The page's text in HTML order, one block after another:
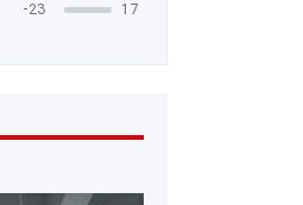
-23 17
nouvelle saison»